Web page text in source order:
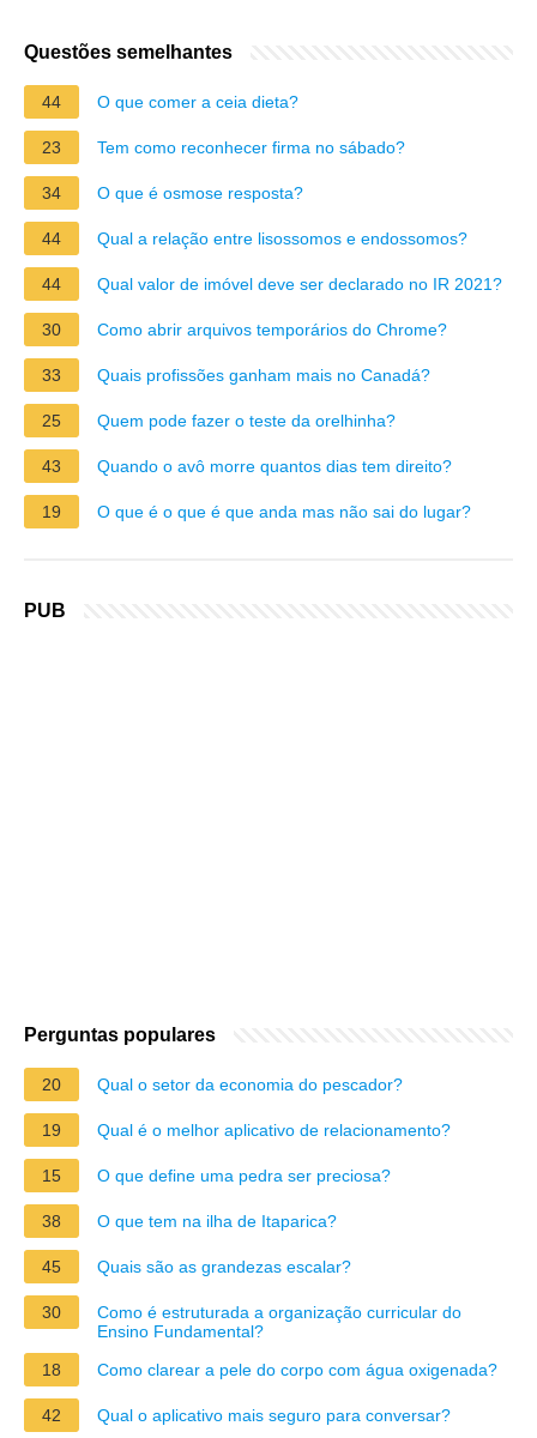
Questões semelhantes
44 O que comer a ceia dieta?
23 Tem como reconhecer firma no sábado?
34 O que é osmose resposta?
44 Qual a relação entre lisossomos e endossomos?
44 Qual valor de imóvel deve ser declarado no IR 2021?
30 Como abrir arquivos temporários do Chrome?
33 Quais profissões ganham mais no Canadá?
25 Quem pode fazer o teste da orelhinha?
43 Quando o avô morre quantos dias tem direito?
19 O que é o que é que anda mas não sai do lugar?
PUB
Perguntas populares
20 Qual o setor da economia do pescador?
19 Qual é o melhor aplicativo de relacionamento?
15 O que define uma pedra ser preciosa?
38 O que tem na ilha de Itaparica?
45 Quais são as grandezas escalar?
30
Como é estruturada a organização curricular do
Ensino Fundamental?
18
Como clarear a pele do corpo com água oxigenada?
42 Qual o aplicativo mais seguro para conversar?